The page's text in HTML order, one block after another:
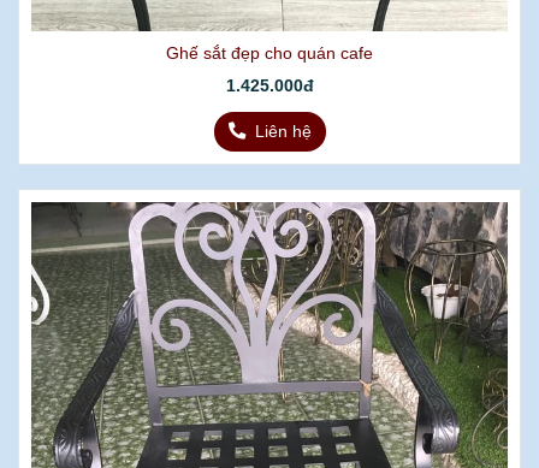
Ghế sắt đẹp cho quán cafe
1.425.000đ
Liên hệ